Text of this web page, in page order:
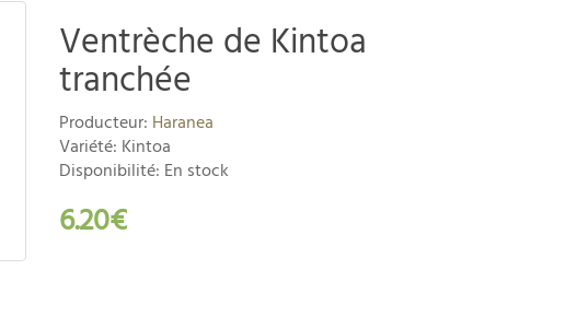
Ventrèche de Kintoa
tranchée
Producteur: Haranea
Variété: Kintoa
Disponibilité: En stock
6.20€